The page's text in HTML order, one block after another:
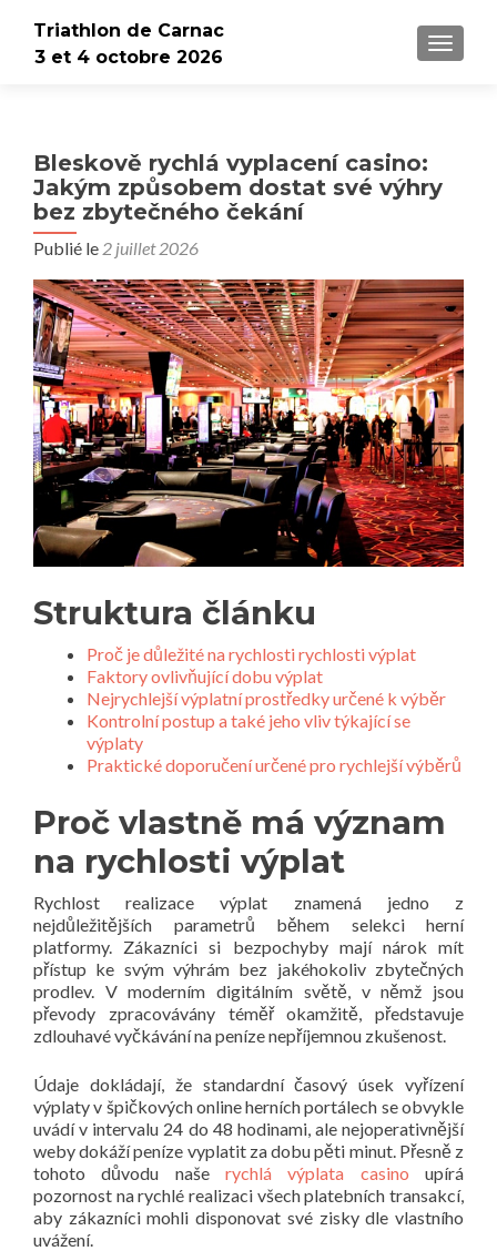
Triathlon de Carnac
3 et 4 octobre 2026
Bleskově rychlá vyplacení casino:
Jakým způsobem dostat své výhry
bez zbytečného čekání
Publié le 2 juillet 2026
Struktura článku
Proč je důležité na rychlosti rychlosti výplat
Faktory ovlivňující dobu výplat
Nejrychlejší výplatní prostředky určené k výběr
Kontrolní postup a také jeho vliv týkající se
výplaty
Praktické doporučení určené pro rychlejší výběrů
Proč vlastně má význam
na rychlosti výplat
Rychlost realizace výplat znamená jedno z
nejdůležitějších parametrů během selekci herní
platformy. Zákazníci si bezpochyby mají nárok mít
přístup ke svým výhrám bez jakéhokoliv zbytečných
prodlev. V moderním digitálním světě, v němž jsou
převody zpracovávány téměř okamžitě, představuje
zdlouhavé vyčkávání na peníze nepříjemnou zkušenost.
Údaje dokládají, že standardní časový úsek vyřízení
výplaty v špičkových online herních portálech se obvykle
uvádí v intervalu 24 do 48 hodinami, ale nejoperativnější
weby dokáží peníze vyplatit za dobu pěti minut. Přesně z
tohoto důvodu naše rychlá výplata casino upírá
pozornost na rychlé realizaci všech platebních transakcí,
aby zákazníci mohli disponovat své zisky dle vlastního
uvážení.